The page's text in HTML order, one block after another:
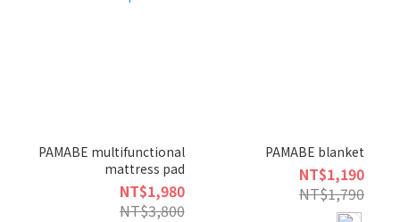
PAMABE multifunctional
mattress pad
NT$1,980
NT$3,800
PAMABE blanket
NT$1,190
NT$1,790